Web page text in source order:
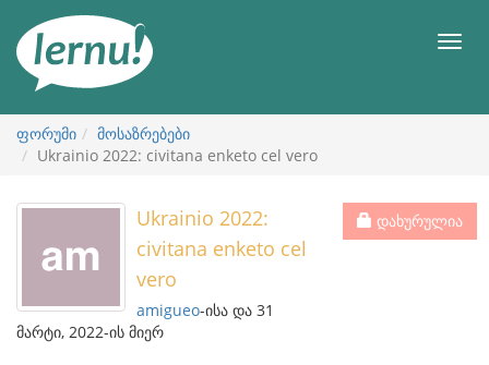
ნახვა
მენიუ
ფორუმი
მოსაზრებები
Ukrainio 2022: civitana enketo cel vero
დახურულია
Ukrainio 2022:
civitana enketo cel
vero
amigueo-ისა და 31
მარტი, 2022-ის მიერ